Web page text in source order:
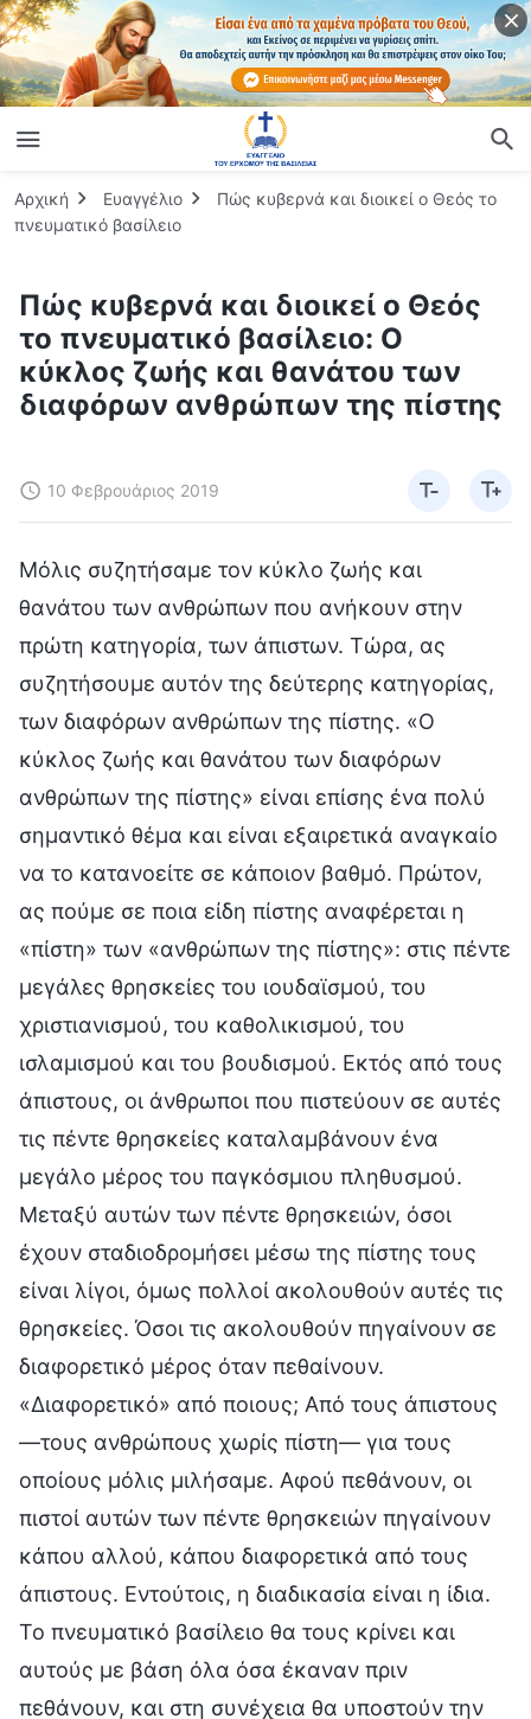
Αρχική Ευαγγέλιο
Πώς κυβερνά και διοικεί ο Θεός το
πνευματικό βασίλειο
Πώς κυβερνά και διοικεί ο Θεός
το πνευματικό βασίλειο: Ο
κύκλος ζωής και θανάτου των
διαφόρων ανθρώπων της πίστης
10 Φεβρουάριος 2019
Μόλις συζητήσαμε τον κύκλο ζωής και
θανάτου των ανθρώπων που ανήκουν στην
πρώτη κατηγορία, των άπιστων. Τώρα, ας
συζητήσουμε αυτόν της δεύτερης κατηγορίας,
των διαφόρων ανθρώπων της πίστης. «Ο
κύκλος ζωής και θανάτου των διαφόρων
ανθρώπων της πίστης» είναι επίσης ένα πολύ
σημαντικό θέμα και είναι εξαιρετικά αναγκαίο
να το κατανοείτε σε κάποιον βαθμό. Πρώτον,
ας πούμε σε ποια είδη πίστης αναφέρεται η
«πίστη» των «ανθρώπων της πίστης»: στις πέντε
μεγάλες θρησκείες του ιουδαϊσμού, του
χριστιανισμού, του καθολικισμού, του
ισλαμισμού και του βουδισμού. Εκτός από τους
άπιστους, οι άνθρωποι που πιστεύουν σε αυτές
τις πέντε θρησκείες καταλαμβάνουν ένα
μεγάλο μέρος του παγκόσμιου πληθυσμού.
Μεταξύ αυτών των πέντε θρησκειών, όσοι
έχουν σταδιοδρομήσει μέσω της πίστης τους
είναι λίγοι, όμως πολλοί ακολουθούν αυτές τις
θρησκείες. Όσοι τις ακολουθούν πηγαίνουν σε
διαφορετικό μέρος όταν πεθαίνουν.
«Διαφορετικό» από ποιους; Από τους άπιστους
—τους ανθρώπους χωρίς πίστη— για τους
οποίους μόλις μιλήσαμε. Αφού πεθάνουν, οι
πιστοί αυτών των πέντε θρησκειών πηγαίνουν
κάπου αλλού, κάπου διαφορετικά από τους
άπιστους. Εντούτοις, η διαδικασία είναι η ίδια.
Το πνευματικό βασίλειο θα τους κρίνει και
αυτούς με βάση όλα όσα έκαναν πριν
πεθάνουν, και στη συνέχεια θα υποστούν την